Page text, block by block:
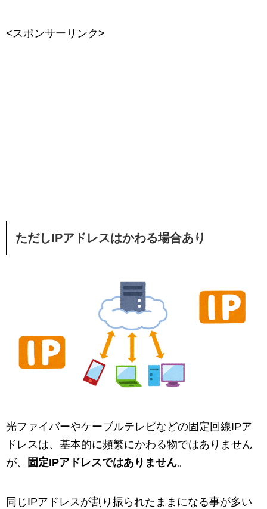
<スポンサーリンク>
ただしIPアドレスはかわる場合あり
光ファイバーやケーブルテレビなどの固定回線IPア
ドレスは、基本的に頻繁にかわる物ではありません
が、
固定IPアドレスではありません。
同じIPアドレスが割り振られたままになる事が多い